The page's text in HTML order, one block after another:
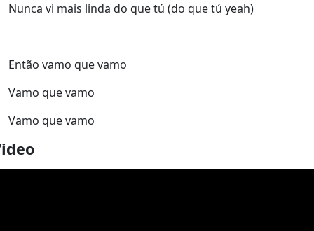
Nunca vi mais linda do que tú (do que tú yeah)
Então vamo que vamo
Vamo que vamo
Vamo que vamo